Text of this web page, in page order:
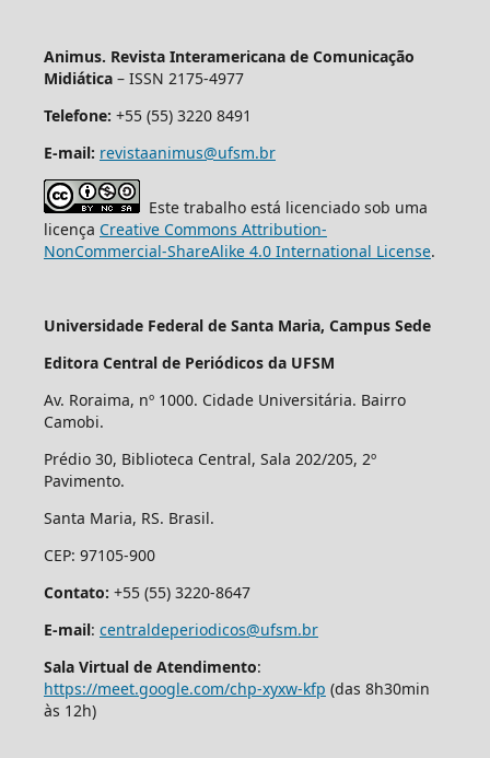
Animus. Revista Interamericana de Comunicação
Midiática– ISSN 2175-4977
Telefone: +55 (55) 3220 8491
E-mail: revistaanimus@ufsm.br
Este trabalho está licenciado sob uma
licença Creative Commons Attribution-
NonCommercial-ShareAlike 4.0 International License.
Universidade Federal de Santa Maria, Campus Sede
Editora Central de Periódicos da UFSM
Av. Roraima, nº 1000. Cidade Universitária. Bairro
Camobi.
Prédio 30, Biblioteca Central, Sala 202/205, 2º
Pavimento.
Santa Maria, RS. Brasil.
CEP: 97105-900
Contato: +55 (55) 3220-8647
E-mail: centraldeperiodicos@ufsm.br
Sala Virtual de Atendimento:
https://meet.google.com/chp-xyxw-kfp (das 8h30min
às 12h)